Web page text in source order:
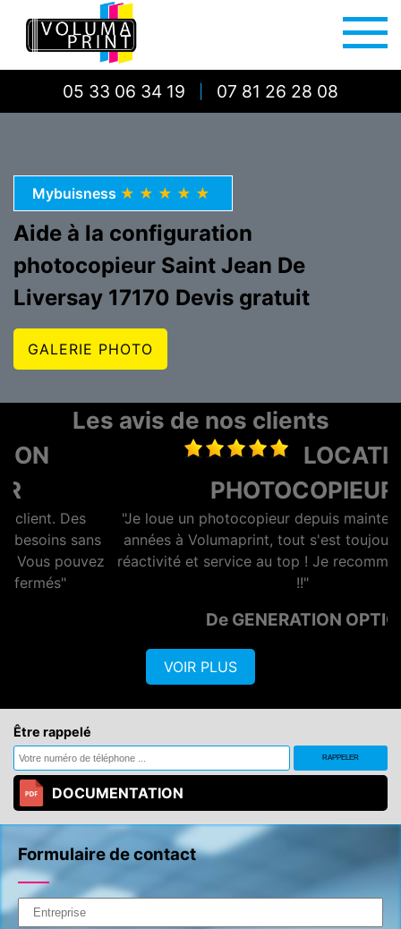
05 33 06 34 19 07 81 26 28 08
Mybuisness ★★★★★
Aide à la configuration
photocopieur Saint Jean De
Liversay 17170 Devis gratuit
GALERIE PHOTO
Les avis de nos clients
LOCATION
PHOTOCOPIEUR
"Je loue un photocopieur depuis maintenant plusieurs
années à Volumaprint, tout s'est toujours bien passé,
réactivité et service au top ! Je recommande vivement
De GENERATION OPTIQ
VOIR PLUS
Être rappelé
DOCUMENTATION
Formulaire de contact